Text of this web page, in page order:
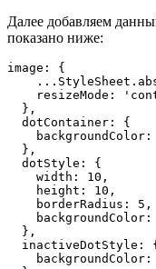
Далее добавляем
показано ниже:
image: {
resizeMode:
  },
  dotContainer: {
  },
  dotStyle: {
    width: 10,
    height: 10,
    borderRadius: 5,
  },
  inactiveDotStyle: {